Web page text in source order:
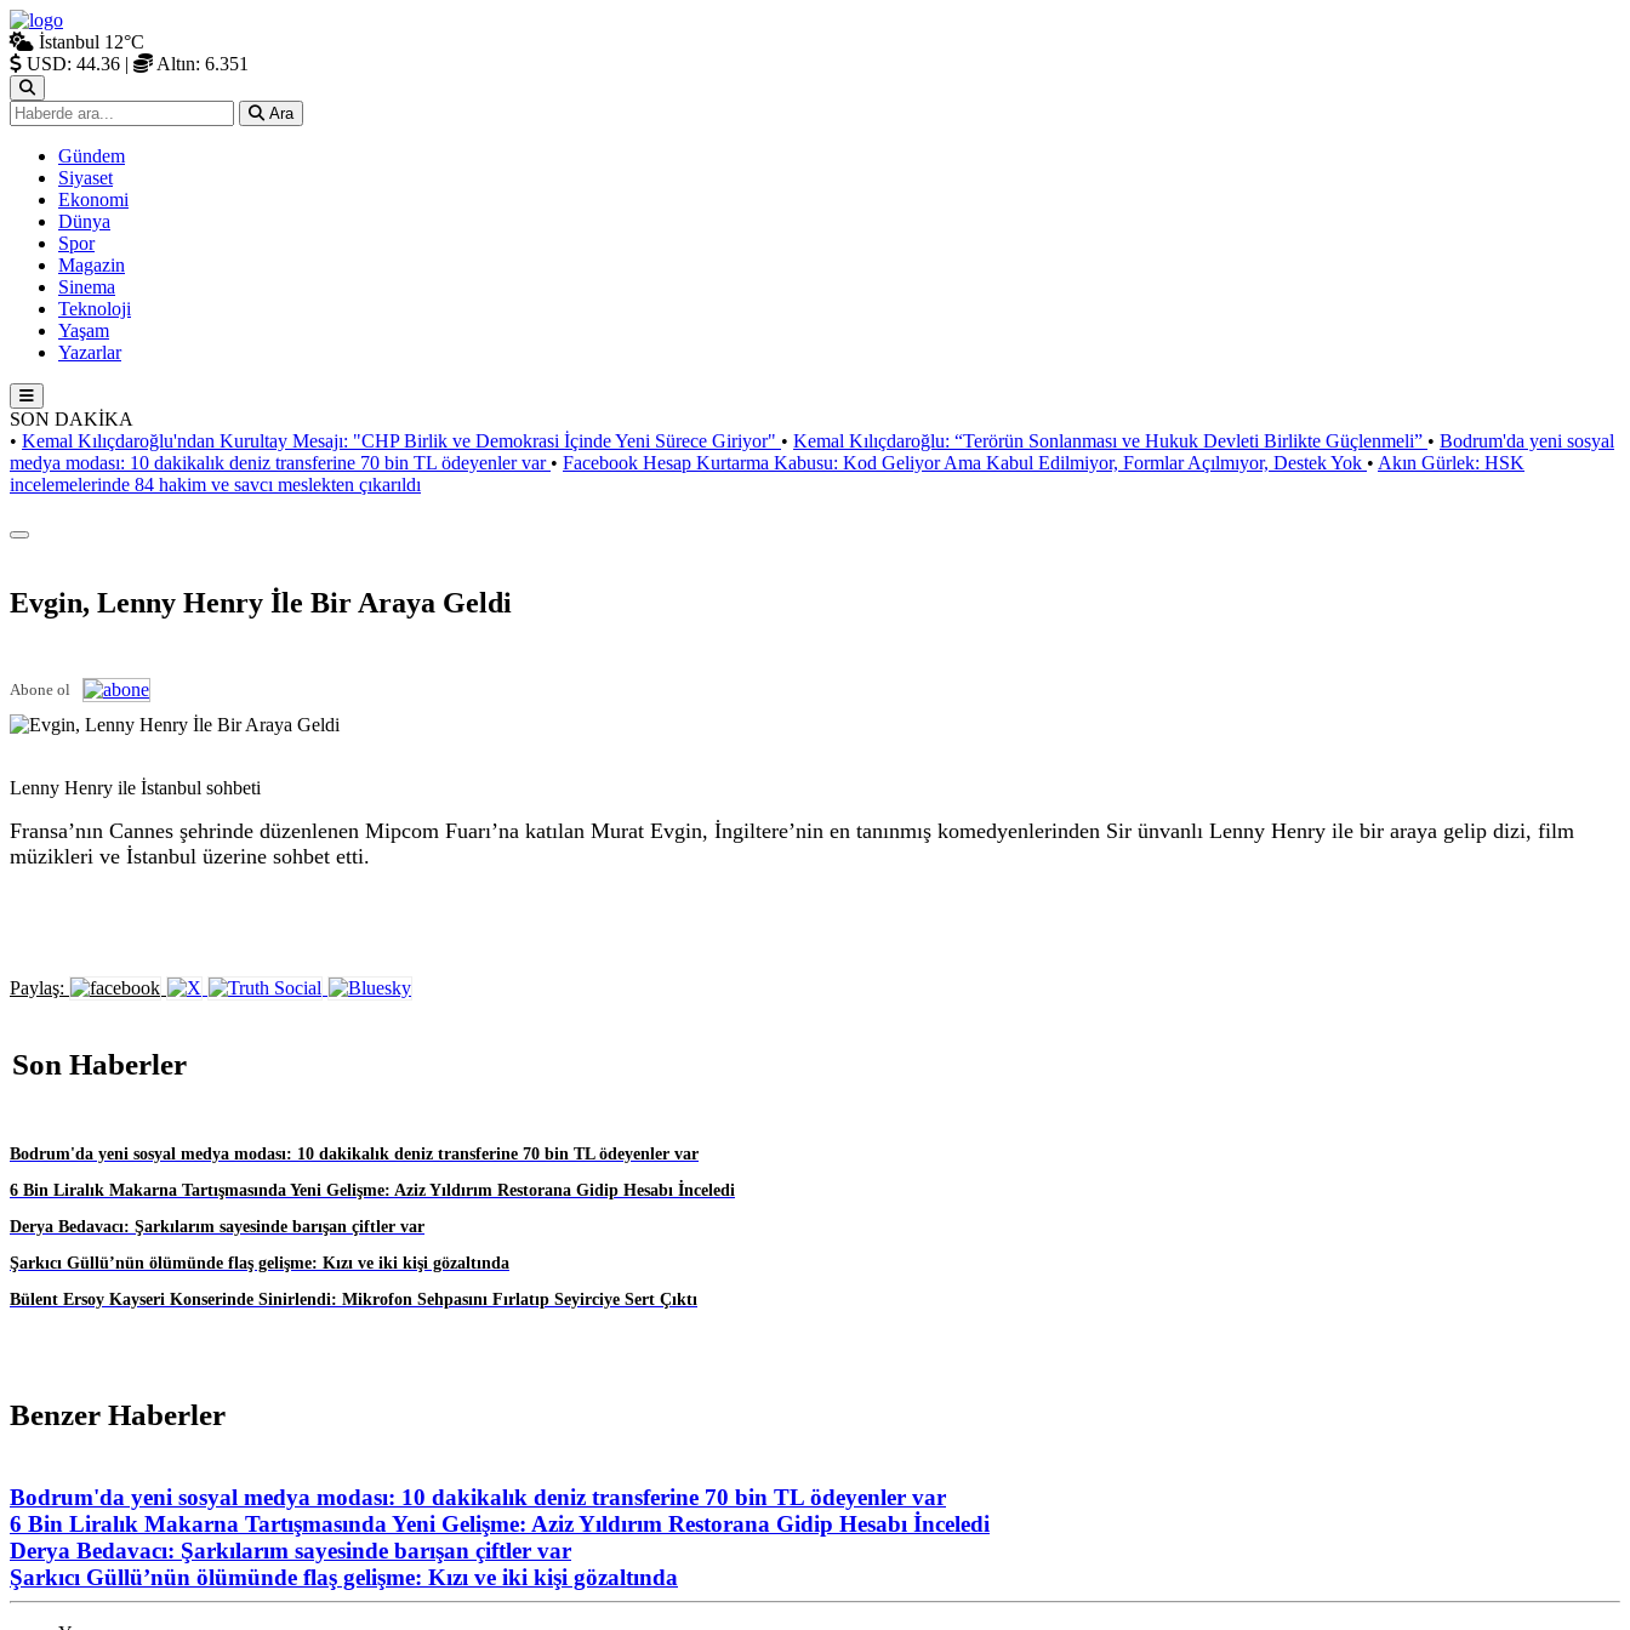
İstanbul 12°C
USD: 44.36 | Altın: 6.351
Ara
Gündem
Siyaset
Ekonomi
Dünya
Spor
Magazin
Sinema
Teknoloji
Yaşam
Yazarlar
SON DAKİKA
• Kemal Kılıçdaroğlu'ndan Kurultay Mesajı: "CHP Birlik ve Demokrasi İçinde Yeni Sürece Giriyor" • Kemal Kılıçdaroğlu: “Terörün Sonlanması ve Hukuk Devleti Birlikte Güçlenmeli” • Bodrum'da yeni sosyal
medya modası: 10 dakikalık deniz transferine 70 bin TL ödeyenler var • Facebook Hesap Kurtarma Kabusu: Kod Geliyor Ama Kabul Edilmiyor, Formlar Açılmıyor, Destek Yok • Akın Gürlek: HSK
incelemelerinde 84 hakim ve savcı meslekten çıkarıldı
Evgin, Lenny Henry İle Bir Araya Geldi
Abone ol
Lenny Henry ile İstanbul sohbeti
Fransa’nın Cannes şehrinde düzenlenen Mipcom Fuarı’na katılan Murat Evgin, İngiltere’nin en tanınmış komedyenlerinden Sir ünvanlı Lenny Henry ile bir araya gelip dizi, film
müzikleri ve İstanbul üzerine sohbet etti.
Paylaş:
Son Haberler
Bodrum'da yeni sosyal medya modası: 10 dakikalık deniz transferine 70 bin TL ödeyenler var
6 Bin Liralık Makarna Tartışmasında Yeni Gelişme: Aziz Yıldırım Restorana Gidip Hesabı İnceledi
Derya Bedavacı: Şarkılarım sayesinde barışan çiftler var
Şarkıcı Güllü’nün ölümünde flaş gelişme: Kızı ve iki kişi gözaltında
Bülent Ersoy Kayseri Konserinde Sinirlendi: Mikrofon Sehpasını Fırlatıp Seyirciye Sert Çıktı
Benzer Haberler
Bodrum'da yeni sosyal medya modası: 10 dakikalık deniz transferine 70 bin TL ödeyenler var
6 Bin Liralık Makarna Tartışmasında Yeni Gelişme: Aziz Yıldırım Restorana Gidip Hesabı İnceledi
Derya Bedavacı: Şarkılarım sayesinde barışan çiftler var
Şarkıcı Güllü’nün ölümünde flaş gelişme: Kızı ve iki kişi gözaltında